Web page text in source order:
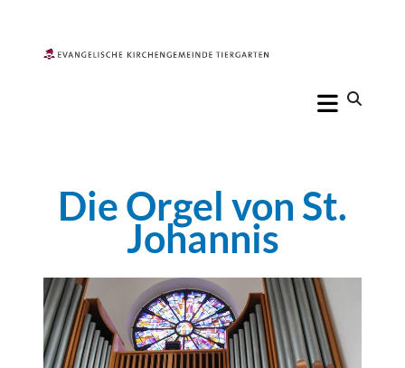
Die Orgel von St.
Johannis